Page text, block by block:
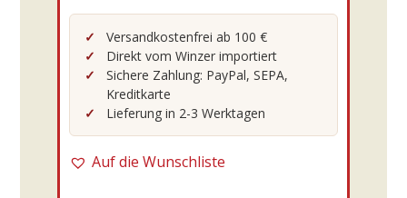
-
2024er
Argiolas
DOC
0,75l
|
Versandkostenfrei ab 100 €
Direkt vom Winzer importiert
Sichere Zahlung: PayPal, SEPA,
Kreditkarte
Lieferung in 2-3 Werktagen
Auf die Wunschliste